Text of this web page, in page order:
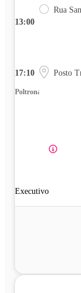
13:00
Rua
17:10 Posto
Poltrona
Executivo